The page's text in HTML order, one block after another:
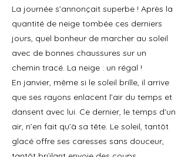
La journée s’annonçait superbe ! Après la
quantité de neige tombée ces derniers
jours, quel bonheur de marcher au soleil
avec de bonnes chaussures sur un
chemin tracé. La neige : un régal !
En janvier, même si le soleil brille, il arrive
que ses rayons enlacent l’air du temps et
dansent avec lui. Ce dernier, le temps d’un
air, n’en fait qu’à sa tête. Le soleil, tantôt
glacé offre ses caresses sans douceur,